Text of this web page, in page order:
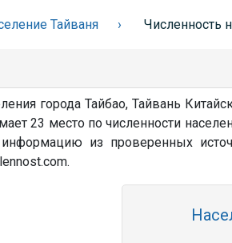
Тайваня Численность
города Тайбао, Тайвань
23 место по численности
из проверенных